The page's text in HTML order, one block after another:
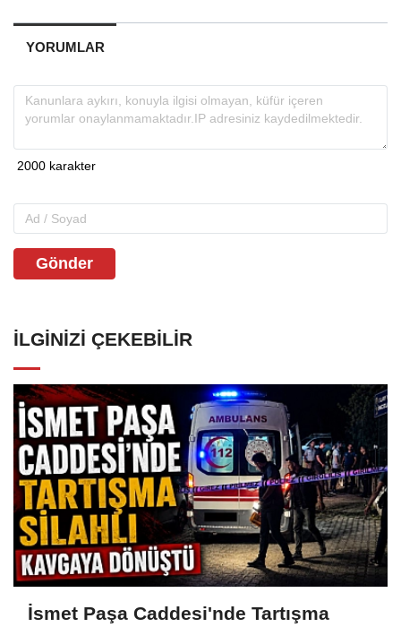
YORUMLAR
Gönder
İLGINIZI ÇEKEBILIR
İsmet Paşa Caddesi'nde Tartışma